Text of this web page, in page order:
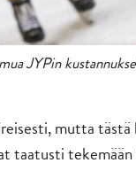
JYPin
mutta
taatusti tekemään